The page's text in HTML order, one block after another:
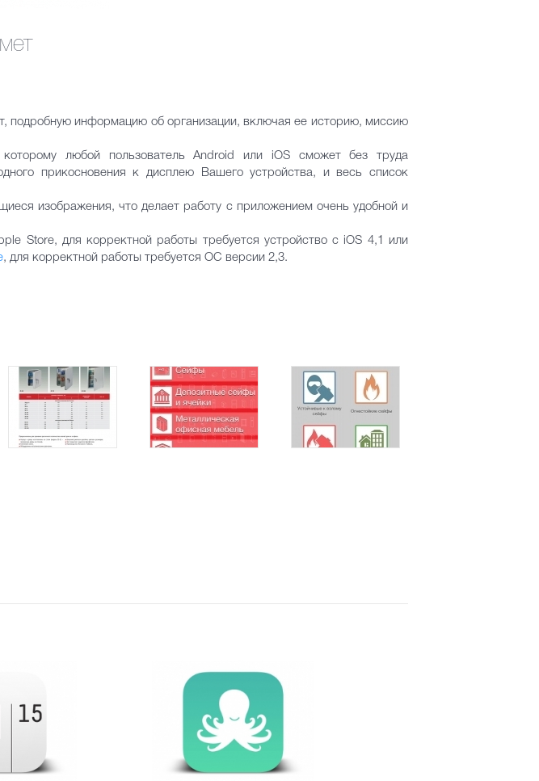
подробную информацию об организации, включая ее историю, миссию
любой пользователь Android или iOS сможет без труда
прикосновения к дисплею Вашего устройства, и весь список
изображения, что делает работу с приложением очень удобной и
Store, для корректной работы требуется устройство с iOS 4,1 или
, для корректной работы требуется ОС версии 2,3.